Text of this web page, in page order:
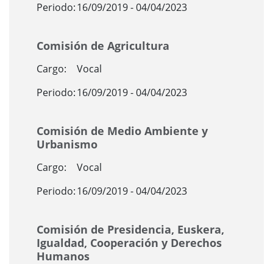
Periodo:16/09/2019 - 04/04/2023
Comisión de Agricultura
Cargo:
Vocal
Periodo:16/09/2019 - 04/04/2023
Comisión de Medio Ambiente y
Urbanismo
Cargo:
Vocal
Periodo:16/09/2019 - 04/04/2023
Comisión de Presidencia, Euskera,
Igualdad, Cooperación y Derechos
Humanos